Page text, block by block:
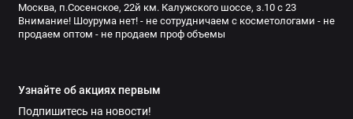
Москва, п.Сосенское, 22й км. Калужского шоссе, з.10 с 23
Внимание! Шоурума нет! - не сотрудничаем с косметологами - не
продаем оптом - не продаем проф объемы
Узнайте об акциях первым
Подпишитесь на новости!